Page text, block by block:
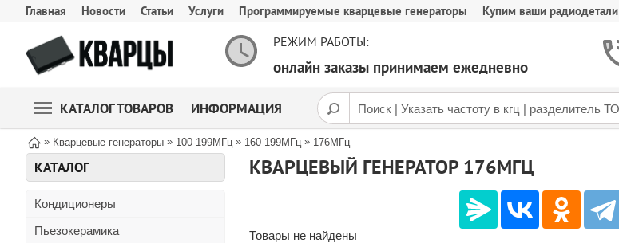
Главная Новости Статьи Услуги Программируемые кварцевые генераторы Купим ваши радиодетали
РЕЖИМ РАБОТЫ:
онлайн заказы принимаем ежедневно
КАТАЛОГ ТОВАРОВ ИНФОРМАЦИЯ
» Кварцевые генераторы » 100-199МГц » 160-199МГц » 176МГц
КАТАЛОГ
Кондиционеры
Пьезокерамика
КВАРЦЕВЫЙ ГЕНЕРАТОР 176МГЦ
Товары не найдены